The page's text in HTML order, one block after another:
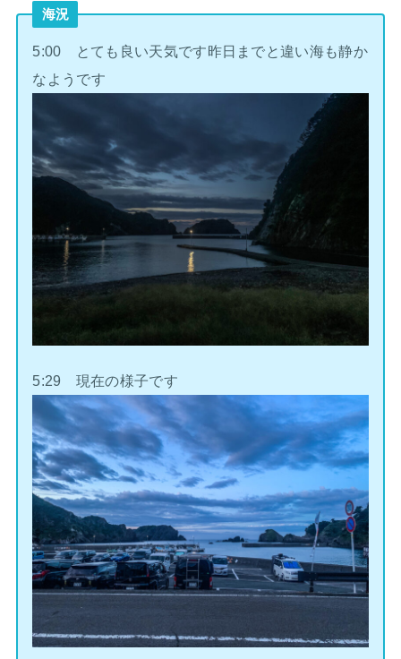
海況
5:00 とても良い天気です昨日までと違い海も静か
なようです
5:29 現在の様子です